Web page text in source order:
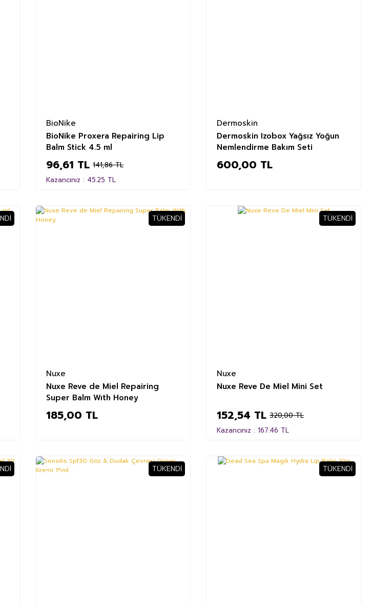
BioNike
BioNike Proxera Repairing Lip
Balm Stick 4.5 ml
96,61 TL 141,86 TL
Kazancınız : 45.25 TL
Dermoskin
Dermoskin Izobox Yağsız Yoğun
Nemlendirme Bakım Seti
600,00 TL
TÜKENDI
Nuxe
Nuxe Reve de Miel Repairing
Super Balm Wıth Honey
185,00 TL
TÜKENDI
Nuxe
Nuxe Reve De Miel Mini Set
152,54 TL 320,00 TL
Kazancınız : 167.46 TL
%36 TÜKENDI TÜKENDI